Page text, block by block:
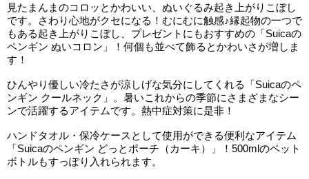
見たまんまのコロッとかわいい、ぬいぐるみ起き上がりこぼし
です。さわり心地がクセになる！むにむに触感♪縁起物の一つで
もある起き上がりこぼし、プレゼントにもおすすめの「Suicaの
ペンギン ぬいコロン」！何個も並べて飾るとかわいさが増しま
す！
ひんやり優しい冷たさが涼しげな気分にしてくれる「Suicaのペ
ンギン クールネック」。暑いこれからの季節にさまざまなシー
ンで活躍するアイテムです。熱中症対策に是非！
ハンドタオル・保冷ケースとして使用ができる便利なアイテム
「Suicaのペンギン どっとポーチ（カーキ）」！500mlのペット
ボトルもすっぽり入れられます。